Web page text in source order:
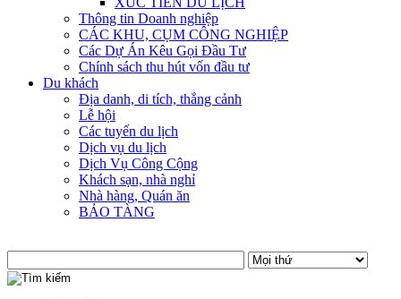
Thông tin Doanh nghiệp
CÁC KHU, CỤM CÔNG NGHIỆP
Các Dự Án Kêu Gọi Đầu Tư
Chính sách thu hút vốn đầu tư
Du khách
Địa danh, di tích, thắng cảnh
Lễ hội
Các tuyến du lịch
Dịch vụ du lịch
Dịch Vụ Công Cộng
Khách sạn, nhà nghỉ
Nhà hàng, Quán ăn
BẢO TÀNG